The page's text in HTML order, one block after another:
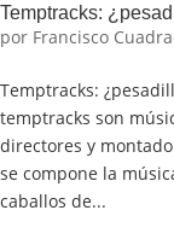
Temptracks:
por Francisco
Temptracks:
temptracks son
directores y
se compone la
caballos de...